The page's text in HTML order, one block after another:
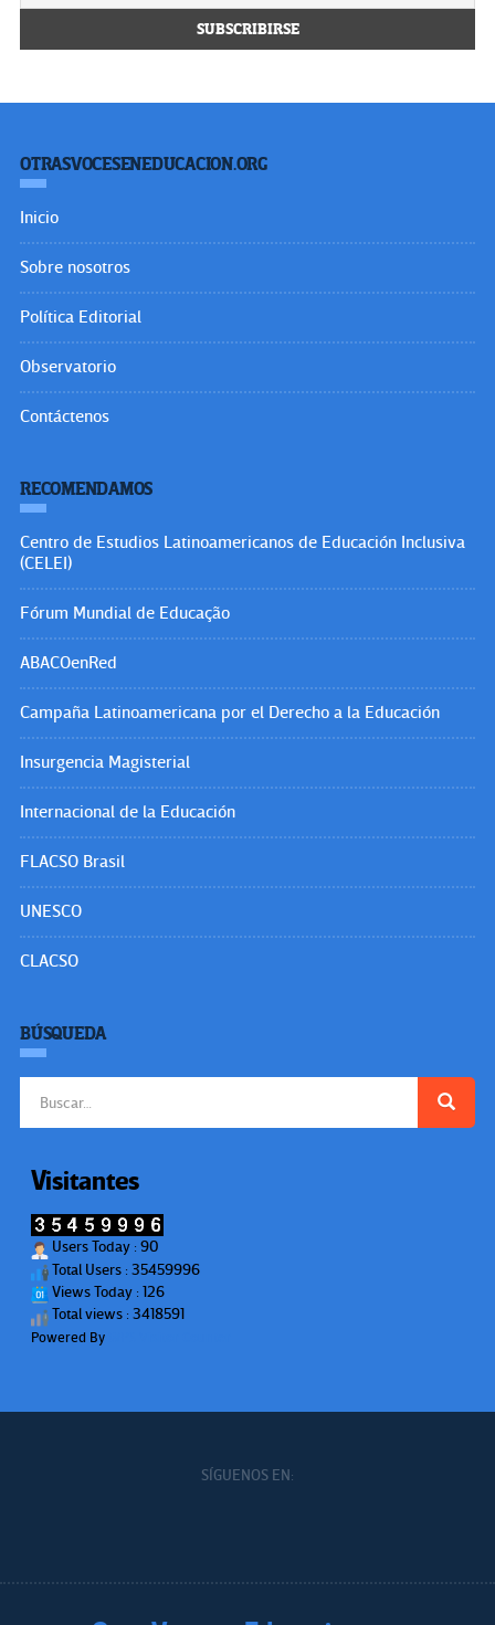
OTRASVOCESENEDUCACION.ORG
Inicio
Sobre nosotros
Política Editorial
Observatorio
Contáctenos
RECOMENDAMOS
Centro de Estudios Latinoamericanos de Educación Inclusiva
(CELEI)
Fórum Mundial de Educação
ABACOenRed
Campaña Latinoamericana por el Derecho a la Educación
Insurgencia Magisterial
Internacional de la Educación
FLACSO Brasil
UNESCO
CLACSO
BÚSQUEDA
Visitantes
Users Today : 90
Total Users : 35459996
Views Today : 126
Total views : 3418591
Powered By
SÍGUENOS EN: